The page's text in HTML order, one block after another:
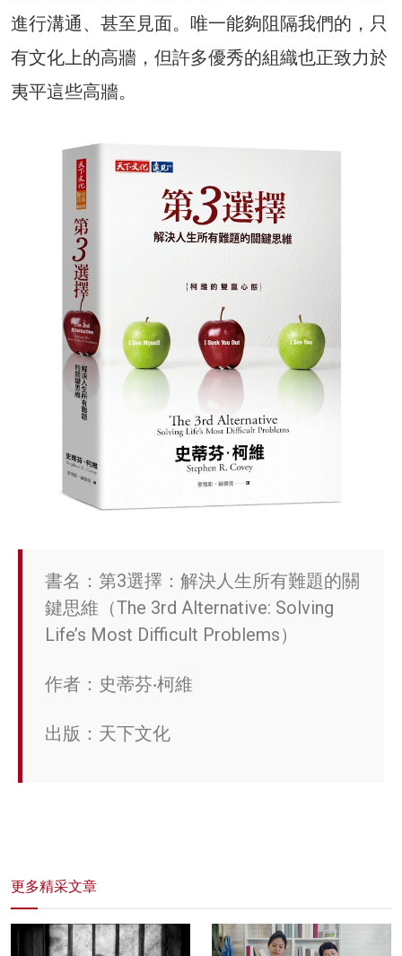
進行溝通、甚至見面。唯一能夠阻隔我們的，只
有文化上的高牆，但許多優秀的組織也正致力於
夷平這些高牆。
書名：第3選擇：解決人生所有難題的關
鍵思維（The 3rd Alternative: Solving
Life’s Most Difficult Problems）
作者：史蒂芬‧柯維
出版：天下文化
更多精采文章